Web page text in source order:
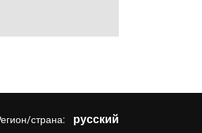
страна: русский